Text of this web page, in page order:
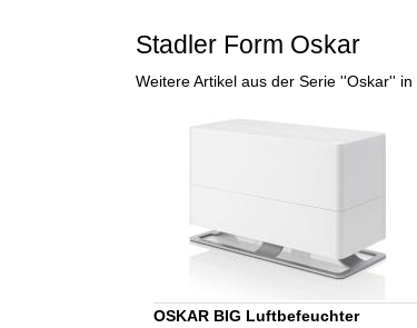
Stadler Form Oskar
Weitere Artikel aus der Serie ''Oskar''
OSKAR BIG Luftbefeuchter